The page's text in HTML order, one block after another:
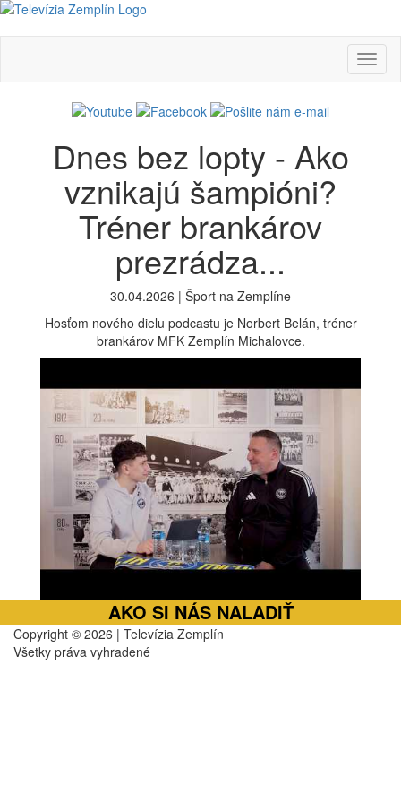
Dnes bez lopty - Ako
vznikajú šampióni?
Tréner brankárov
prezrádza...
30.04.2026 | Šport na Zemplíne
Hosťom nového dielu podcastu je Norbert Belán, tréner
brankárov MFK Zemplín Michalovce.
AKO SI NÁS NALADIŤ
Copyright © 2026 | Televízia Zemplín
Všetky práva vyhradené